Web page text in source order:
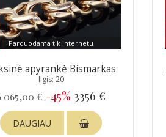
Parduodama tik internetu
apyrankė Bismarkas
Ilgis: 20
065,00 € -45% 3356 €
DAUGIAU